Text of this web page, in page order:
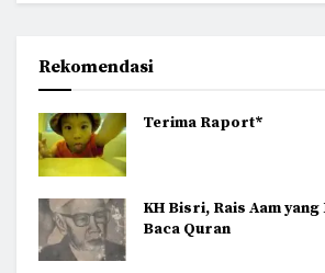
Rekomendasi
Terima Raport*
KH Bisri, Rais Aam
Baca Quran